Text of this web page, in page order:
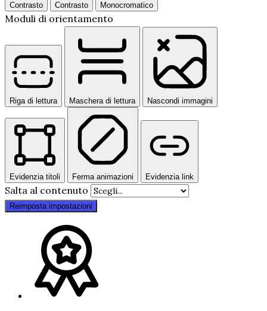
Contrasto Contrasto Monocromatico
Moduli di orientamento
Riga di lettura Maschera di lettura Nascondi immagini
Evidenzia titoli Ferma animazioni Evidenzia link
Salta al contenuto
Reimposta impostazioni